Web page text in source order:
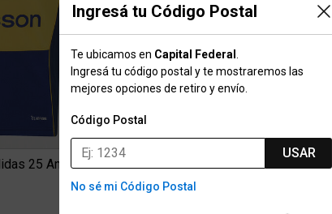
Ingresá tu Código Postal
Te ubicamos en Capital Federal
Ingresá tu código postal y te mostraremos las
mejores opciones de retiro y envío.
Código Postal
USAR
No sé mi Código Postal
Camiseta Boca Juniors adidas 25 Aniversario Bicampeón de Amé...
$109.999